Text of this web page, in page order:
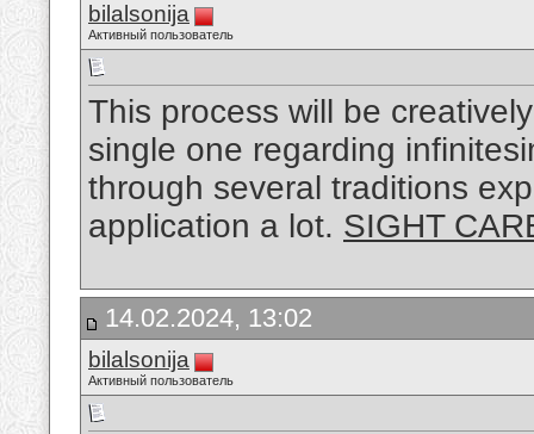
bilalsonija
Активный пользователь
This process will be
single one regarding
through several traditions
application a lot. SIGHT
14.02.2024, 13:02
bilalsonija
Активный пользователь